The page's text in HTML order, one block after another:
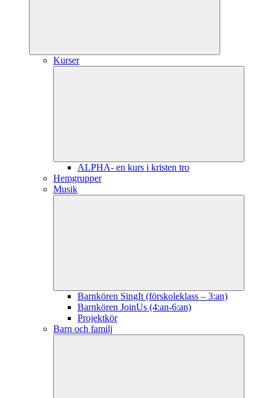
Kurser
ALPHA- en kurs i kristen tro
Hemgrupper
Musik
Barnkören SingIt (förskoleklass – 3:an)
Barnkören JoinUs (4:an-6:an)
Projektkör
Barn och familj